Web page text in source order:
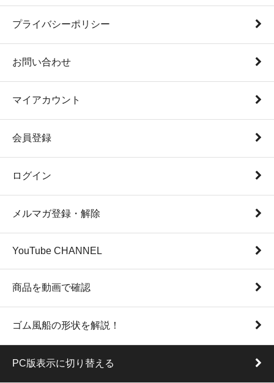
プライバシーポリシー
お問い合わせ
マイアカウント
会員登録
ログイン
メルマガ登録・解除
YouTube CHANNEL
商品を動画で確認
ゴム風船の形状を解説！
PC版表示に切り替える